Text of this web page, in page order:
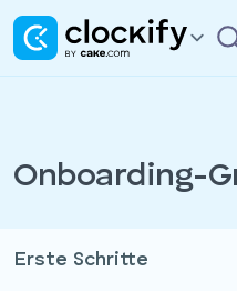
Onboarding-
Erste Schritte